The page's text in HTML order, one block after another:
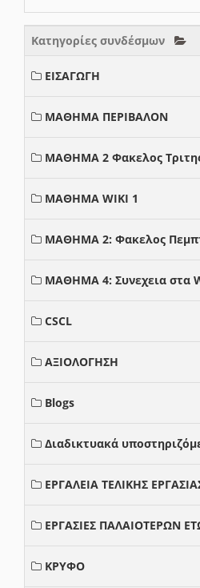
Κατηγορίες συνδέσμων
ΕΙΣΑΓΩΓΗ
ΜΑΘΗΜΑ ΠΕΡΙΒΑΛΟΝ
ΜΑΘΗΜΑ 2 Φακελος
ΜΑΘΗΜΑ WIKI 1
ΜΑΘΗΜΑ 2: Φακελος
ΜΑΘΗΜΑ 4: Συνεχεια στα
CSCL
ΑΞΙΟΛΟΓΗΣΗ
Blogs
Διαδικτυακά
ΕΡΓΑΛΕΙΑ ΤΕΛΙΚΗΣ
ΕΡΓΑΣΙΕΣ ΠΑΛΑΙΟΤΕΡΩΝ
ΚΡΥΦΟ